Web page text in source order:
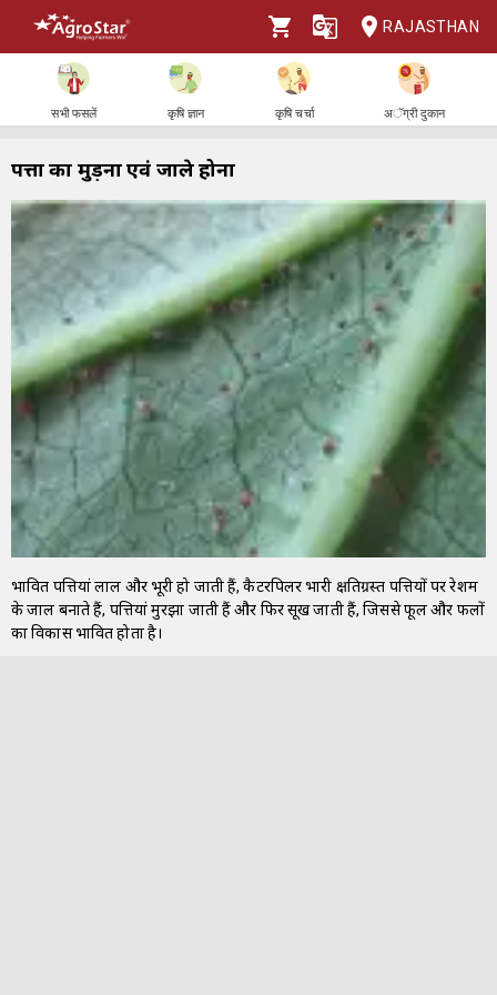
RAJASTHAN
सभी फसलें कृषि ज्ञान कृषि चर्चा अॅग्री दुकान
पत्तों का मुड़ना एवं जाले होना
प्रभावित पत्तियां लाल और भूरी हो जाती हैं, कैटरपिलर भारी क्षतिग्रस्त पत्तियों पर रेशम
के जाल बनाते हैं, पत्तियां मुरझा जाती हैं और फिर सूख जाती हैं, जिससे फूल और फलों
का विकास प्रभावित होता है।